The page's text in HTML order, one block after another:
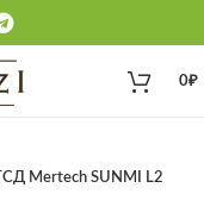
0₽
ТСД Mertech SUNMI L2